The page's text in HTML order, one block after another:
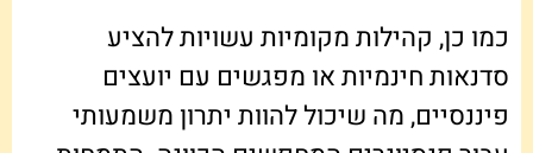
כמו כן, קהילות מקומיות עשויות להציע
סדנאות חינמיות או מפגשים עם יועצים
פיננסיים, מה שיכול להוות יתרון משמעותי